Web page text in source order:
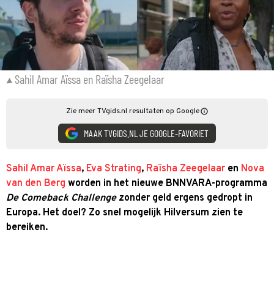
Sahil Amar Aïssa en Raïsha Zeegelaar
Zie meer TVgids.nl resultaten op Google
MAAK TVGIDS.NL JE GOOGLE-FAVORIET
Sahil Amar Aïssa, Eva Strating, Raïsha Zeegelaar en Nova
van den Berg worden in het nieuwe BNNVARA-programma
De Comeback Challengezonder geld ergens gedropt in
Europa. Het doel? Zo snel mogelijk Hilversum zien te
bereiken.